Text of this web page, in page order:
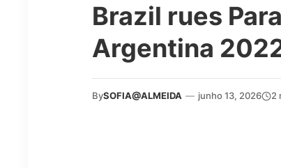
Brazil rues
Argentina
BySOFIA@ALMEIDA — junho 13, 2026 2